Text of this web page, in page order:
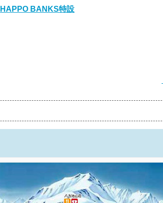
HAPPO BANKS特設